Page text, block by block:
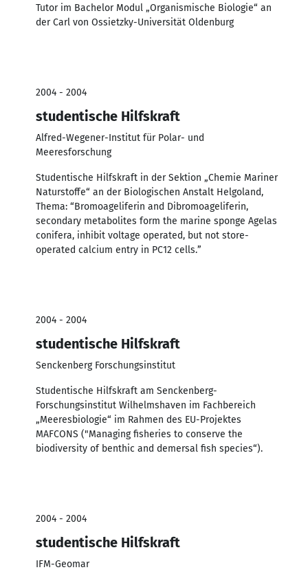
Tutor im Bachelor Modul „Organismische Biologie“ an
der Carl von Ossietzky-Universität Oldenburg
2004 - 2004
studentische Hilfskraft
Alfred-Wegener-Institut für Polar- und
Meeresforschung
Studentische Hilfskraft in der Sektion „Chemie Mariner
Naturstoffe“ an der Biologischen Anstalt Helgoland,
Thema: “Bromoageliferin and Dibromoageliferin,
secondary metabolites form the marine sponge Agelas
conifera, inhibit voltage operated, but not store-
operated calcium entry in PC12 cells.”
2004 - 2004
studentische Hilfskraft
Senckenberg Forschungsinstitut
Studentische Hilfskraft am Senckenberg-
Forschungsinstitut Wilhelmshaven im Fachbereich
„Meeresbiologie“ im Rahmen des EU-Projektes
MAFCONS ("Managing fisheries to conserve the
biodiversity of benthic and demersal fish species“).
2004 - 2004
studentische Hilfskraft
IFM-Geomar